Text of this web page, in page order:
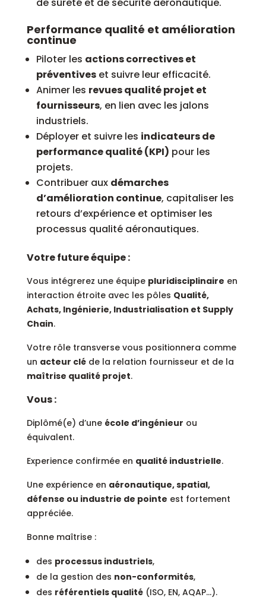
Performance qualité et amélioration
continue
Piloter les actions correctives et
préventiveset suivre leur efficacité.
Animer les revues qualité projet et
fournisseurs, en lien avec les jalons
industriels.
Déployer et suivre les indicateurs de
performance qualité (KPI) pour les
projets.
Contribuer aux démarches
d’amélioration continue, capitaliser les
retours d’expérience et optimiser les
processus qualité aéronautiques.
Votre future équipe :
Vous intégrerez une équipe pluridisciplinaire en
interaction étroite avec les pôles Qualité,
Achats, Ingénierie, Industrialisation et Supply
Chain.
Votre rôle transverse vous positionnera comme
un acteur clé de la relation fournisseur et de la
maîtrise qualité projet.
Vous :
Diplômé(e) d’une école d’ingénieur ou
équivalent.
Experience confirmée en qualité industrielle.
Une expérience en aéronautique, spatial,
défense ou industrie de pointe est fortement
appréciée.
Bonne maîtrise :
des processus industriels,
de la gestion des non-conformités,
des référentiels qualité (ISO, EN, AQAP…).